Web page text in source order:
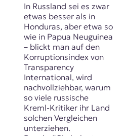
In Russland sei es zwar
etwas besser als in
Honduras, aber etwa so
wie in Papua Neuguinea
– blickt man auf den
Korruptionsindex von
Transparency
International, wird
nachvollziehbar, warum
so viele russische
Kreml-Kritiker ihr Land
solchen Vergleichen
unterziehen.